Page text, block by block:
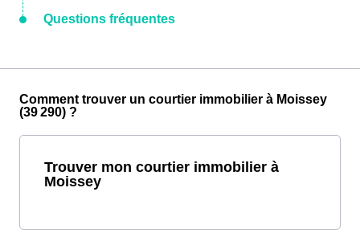
Questions fréquentes
Comment trouver un courtier immobilier à Moissey
(39 290) ?
Trouver mon courtier immobilier à
Moissey